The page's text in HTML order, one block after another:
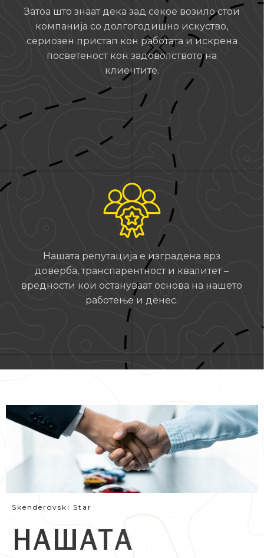
Затоа што знаат дека зад секое возило стои
компанија со долгогодишно искуство,
сериозен пристап кон работата и искрена
посветеност кон задоволството на
клиентите.
Нашата репутација е изградена врз
доверба, транспарентност и квалитет –
вредности кои остануваат основа на нашето
работење и денес.
Skenderovski Star
НАШАТА